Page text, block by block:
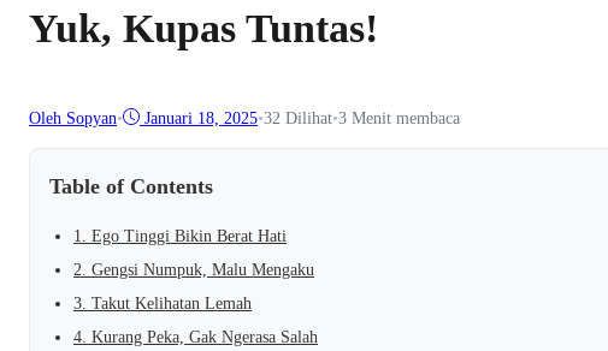
Yuk, Kupas Tuntas!
Oleh Sopyan• Januari 18, 2025•32 Dilihat•3 Menit membaca
Table of Contents
1. Ego Tinggi Bikin Berat Hati
2. Gengsi Numpuk, Malu Mengaku
3. Takut Kelihatan Lemah
4. Kurang Peka, Gak Ngerasa Salah